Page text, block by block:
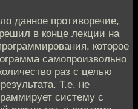
данное противоречие,
в конце лекции на
которое
самопроизвольно
раз с целью
Т.е. не
систему с